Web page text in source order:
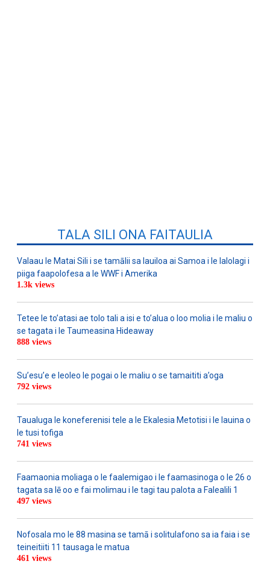
TALA SILI ONA FAITAULIA
Valaau le Matai Sili i se tamālii sa lauiloa ai Samoa i le lalolagi i
piiga faapolofesa a le WWF i Amerika
1.3k views
Tetee le to’atasi ae tolo tali a isi e to’alua o loo molia i le maliu o
se tagata i le Taumeasina Hideaway
888 views
Su’esu’e e leoleo le pogai o le maliu o se tamaititi a’oga
792 views
Taualuga le koneferenisi tele a le Ekalesia Metotisi i le lauina o
le tusi tofiga
741 views
Faamaonia moliaga o le faalemigao i le faamasinoga o le 26 o
tagata sa lē oo e fai molimau i le tagi tau palota a Falealili 1
497 views
Nofosala mo le 88 masina se tamā i solitulafono sa ia faia i se
teineitiiti 11 tausaga le matua
461 views